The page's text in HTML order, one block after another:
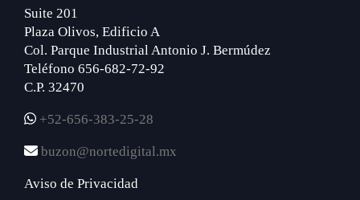
Suite 201
Plaza Olivos, Edificio A
Col. Parque Industrial Antonio J. Bermúdez
Teléfono 656-682-72-92
C.P. 32470
+52-656-383-25-28
buzon@nortedigital.mx
Aviso de Privacidad